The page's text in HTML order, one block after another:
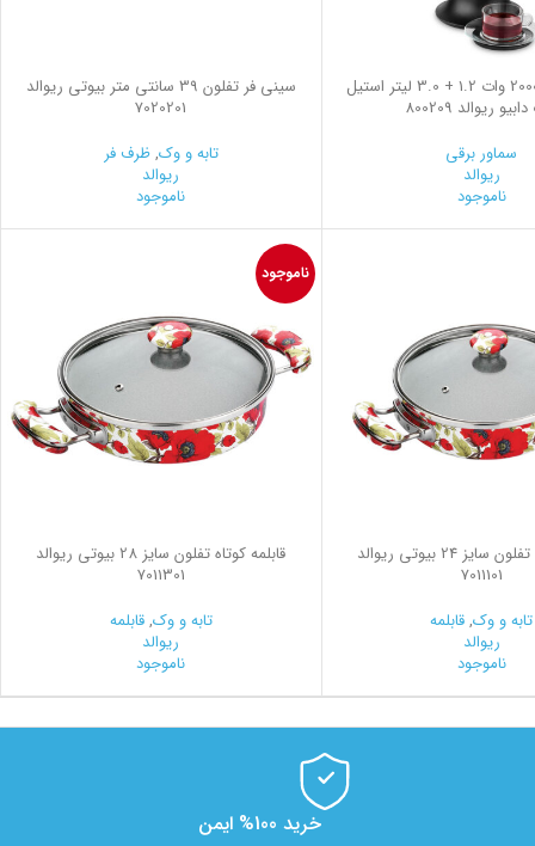
سماور برقی 2000 وات 1.2 + 3.0 لیتر استیل
ریوالد 800209
سماور برقی
ریوالد
ناموجود
سینی فر تفلون 39 سانتی متر بیوتی ریوالد
7020201
تابه و وک,ظرف فر
ریوالد
ناموجود
قابلمه کوتاه تفلون سایز 24 بیوتی ریوالد
7011101
تابه و وک,قابلمه
ریوالد
ناموجود
ناموجود
قابلمه کوتاه تفلون سایز 28 بیوتی ریوالد
7011301
تابه و وک,قابلمه
ریوالد
ناموجود
خرید 100% ایمن